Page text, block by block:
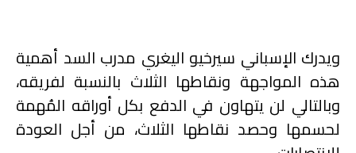
ويدرك الإسباني سيرخيو اليغري مدرب السد أهمية
هذه المواجهة ونقاطها الثلاث بالنسبة لفريقه،
وبالتالي لن يتهاون في الدفع بكل أوراقه المُهمة
لحسمها وحصد نقاطها الثلاث، من أجل العودة